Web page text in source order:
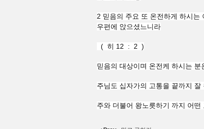
2 믿음의 주요 또 온전하게 하시
우편에 앉으셨느니라
( 히 12 : 2 )
믿음의 대상이며 온전케 하시는
주님도 십자가의 고통을 끝까지
주와 더불어 왕노릇하기 까지 어